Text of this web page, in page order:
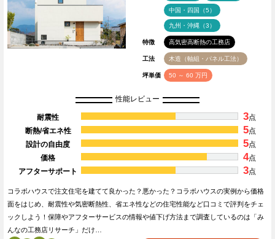
中国・四国（5）
九州・沖縄（3）
特徴 高気密高断熱の工務店
工法 木造（軸組・パネル工法）
坪単価 50 ～ 60 万円
性能レビュー
耐震性 3点
断熱/省エネ性
5点
設計の自由度
5点
価格
4点
アフターサポート
3点
コラボハウスで注文住宅を建てて良かった？悪かった？コラボハウスの実例から価格
面をはじめ、耐震性や気密断熱性、省エネ性などの住宅性能など口コミで評判をチェ
ックしよう！保障やアフターサービスの情報や値下げ方法まで調査しているのは「み
んなの工務店リサーチ」だけ…